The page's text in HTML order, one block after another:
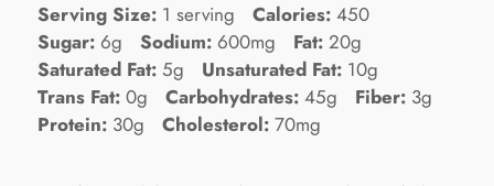
Serving Size: 1 serving Calories: 450
Sugar: 6g Sodium: 600mg Fat: 20g
Saturated Fat: 5g Unsaturated Fat: 10g
Trans Fat: 0g Carbohydrates: 45g Fiber: 3g
Protein: 30g Cholesterol: 70mg